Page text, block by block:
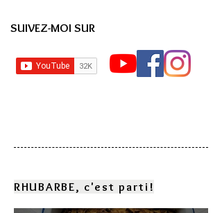
SUIVEZ-MOI SUR
RHUBARBE, c'est parti!